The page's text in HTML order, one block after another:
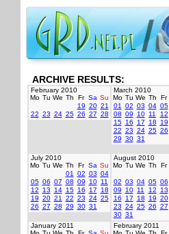
ARCHIVE RESULTS:
February 2010
Mo Tu We Th Fr Sa Su
19 20 21
22 23 24 25 26 27 28
March 2010
Mo Tu We Th Fr
01
02 03 04 05
08 09 10 11 12
15 16 17 18 19
22 23 24 25 26
29 30 31
July 2010
Mo Tu We Th Fr Sa Su
01
02 03 04
05 06 07 08 09 10 11
12
13 14 15 16 17
18
19 20 21 22 23 24 25
26 27 28 29 30 31
August 2010
Mo Tu We Th Fr
02 03 04 05 06
09
10 11 12 13
16
17 18 19 20
23 24 25 26 27
30 31
January 2011
February 2011